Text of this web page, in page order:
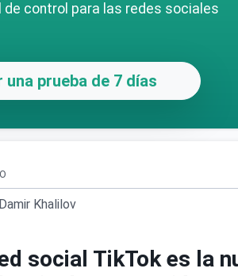
de control para las redes sociales
una prueba de 7 días
Damir Khalilov
social TikTok es la